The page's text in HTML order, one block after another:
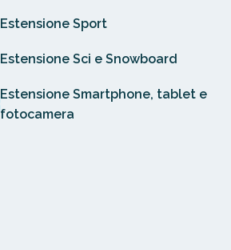
Estensione Sport
Estensione Sci e Snowboard
Estensione Smartphone, tablet e
fotocamera